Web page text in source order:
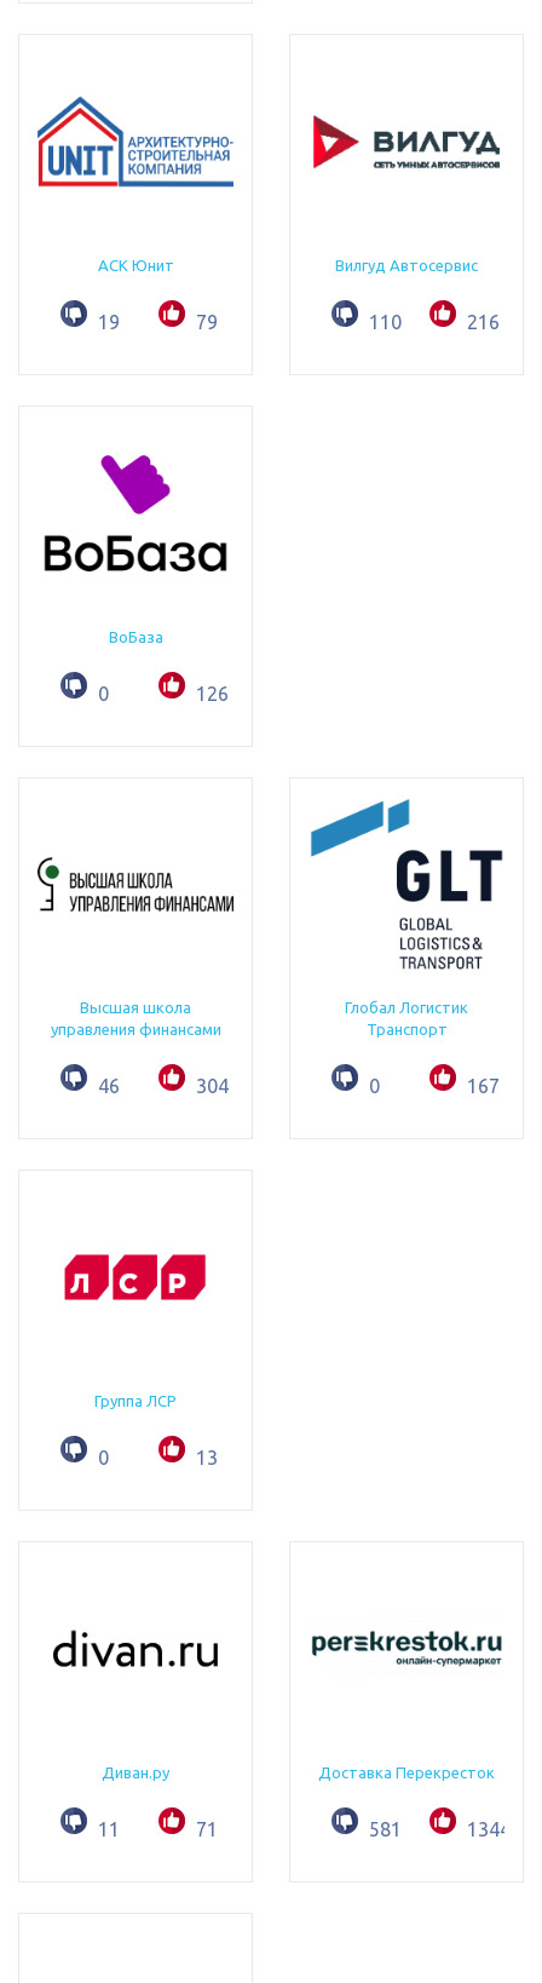
АСК Юнит
19 79
Вилгуд Автосервис
110 216
ВоБаза
0 126
Высшая школа
управления финансами
46 304
Глобал Логистик
Транспорт
0 167
Группа ЛСР
0 13
Диван.ру
11 71
Доставка Перекресток
581 1344